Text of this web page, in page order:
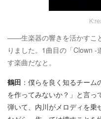
——生楽器の響きを活かすこ
りました。1曲目の「Clown
す楽曲だなと。
鶴田 ：僕らを良く知るチーム
を作ってみないか？」と言っ
弾いて、内川がメロディを乗